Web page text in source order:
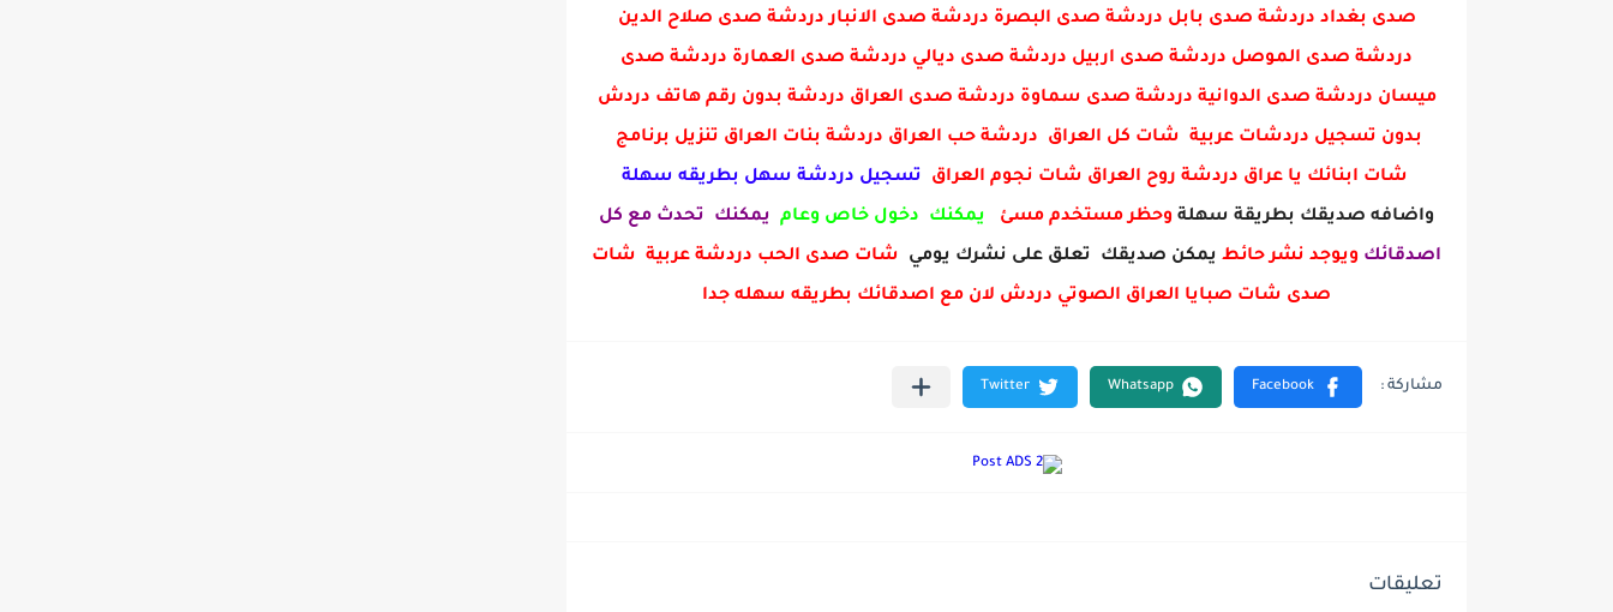
صدى بغداد دردشة صدى بابل دردشة صدى البصرة دردشة صدى الانبار دردشة صدى صلاح الدين
دردشة صدى الموصل دردشة صدى اربيل دردشة صدى ديالي دردشة صدى العمارة دردشة صدى
ميسان دردشة صدى الدوانية دردشة صدى سماوة دردشة صدى العراق دردشة بدون رقم هاتف دردش
بدون تسجيل دردشات عربية شات كل العراق دردشة حب العراق دردشة بنات العراق تنزيل برنامج
شات ابنائك يا عراق دردشة روح العراق شات نجوم العراق تسجيل دردشة سهل بطريقه سهلة
واضافه صديقك بطريقة سهلة وحظر مستخدم مسئ يمكنك دخول خاص وعام يمكنك تحدث مع كل
اصدقائك ويوجد نشر حائط يمكن صديقك تعلق على نشرك يومي شات صدى الحب دردشة عربية شات
صدى شات صبايا العراق الصوتي دردش لان مع اصدقائك بطريقه سهله جدا
تعليقات